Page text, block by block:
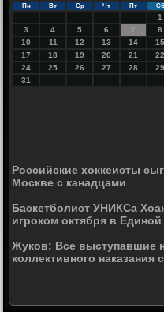
Пн Вт Ср Чт Пт Сб
1
3
4 5 6 7 8
10
11 12 13 14 15
17
18 19 20 21 22
24
25 26 27 28 29
31
Российские хоккеисты
Москве с канадцами
Баскетболист УНИКСа
игроком октября в
Жуков: Все выступавшие
коллективного наказания